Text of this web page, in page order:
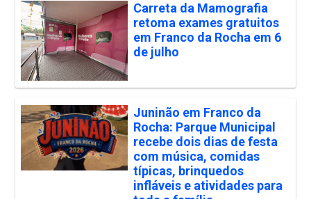
Carreta da Mamografia
retoma exames gratuitos
em Franco da Rocha em 6
de julho
Juninão em Franco da
Rocha: Parque Municipal
recebe dois dias de festa
com música, comidas
típicas, brinquedos
infláveis e atividades para